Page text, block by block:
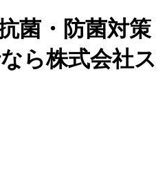
菌・防菌対策
ら株式会社ス